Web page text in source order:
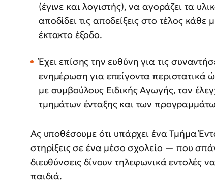
(έγινε και λογιστής), να αγοράζει τα
αποδίδει τις αποδείξεις στο τέλος
έκτακτο έξοδο.
Έχει επίσης την ευθύνη για τις
ενημέρωση για επείγοντα περιστατικά
με συμβούλους Ειδικής Αγωγής, τον
τμημάτων ένταξης και των
Ας υποθέσουμε ότι υπάρχει ένα Τμήμα
στηρίξεις σε ένα μέσο σχολείο — που
διευθύνσεις δίνουν τηλεφωνικά εντολές
παιδιά.